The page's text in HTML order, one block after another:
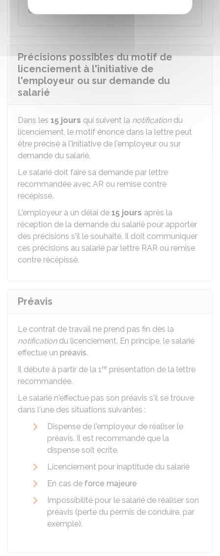
compter du jeudi.
Précisions possibles du motif de
licenciement à l'initiative de
l'employeur ou sur demande du
salarié
Dans les 15 jours qui suivent la notificationdu
licenciement, le motif énoncé dans la lettre peut
être précisé à l'initiative de l'employeur ou sur
demande du salarié.
Le salarié doit faire sa demande par lettre
recommandée avec AR ou remise contre
récépissé.
L'employeur a un délai de 15 jours après la
réception de la demande du salarié pour apporter
des précisions s'il le souhaite. Il doit communiquer
ces précisions au salarié par lettre RAR ou remise
contre récépissé.
Préavis
Le contrat de travail ne prend pas fin dès la
notificationdu licenciement. En principe, le salarié
effectue un préavis.
Il débute à partir de la 1re présentation de la lettre
recommandée.
Le salarié n'effectue pas son préavis s'il se trouve
dans l'une des situations suivantes :
Dispense de l'employeur de réaliser le
préavis. Il est recommandé que la
dispense soit écrite.
Licenciement pour inaptitude du salarié
En cas de force majeure
Impossibilité pour le salarié de réaliser son
préavis (perte du permis de conduire, par
exemple).